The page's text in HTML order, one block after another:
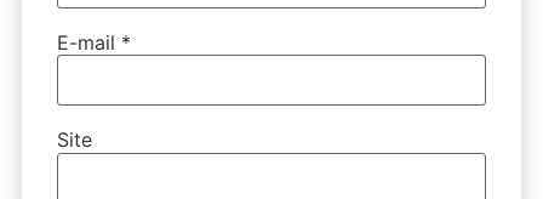
E-mail *
Site